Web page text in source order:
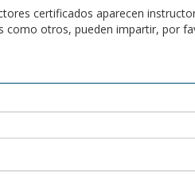
certificados aparecen
otros, pueden impartir, por